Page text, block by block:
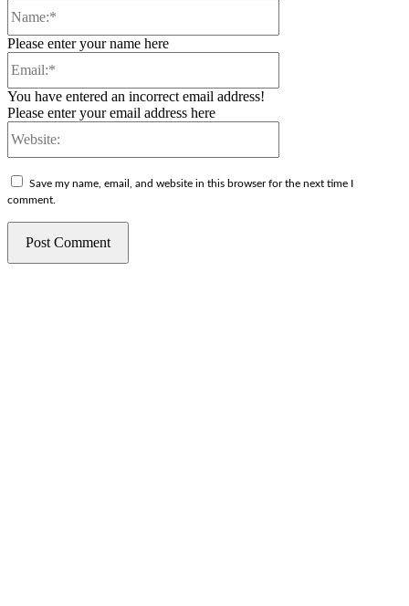
Please enter your name here
You have entered an incorrect email address!
Please enter your email address here
Save my name, email, and website in this browser for the next time I
comment.